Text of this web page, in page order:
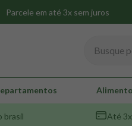
Parcele em até 3x sem juros
brasil Até
BUSCADOS